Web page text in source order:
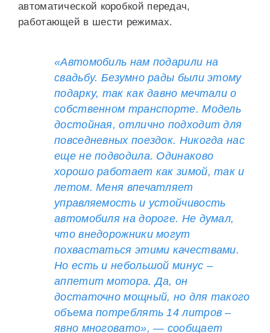
автоматической коробкой передач,
работающей в шести режимах.
«Автомобиль нам подарили на
свадьбу. Безумно рады были этому
подарку, так как давно мечтали о
собственном транспорте. Модель
достойная, отлично подходит для
повседневных поездок. Никогда нас
еще не подводила. Одинаково
хорошо работает как зимой, так и
летом. Меня впечатляет
управляемость и устойчивость
автомобиля на дороге. Не думал,
что внедорожники могут
похвастаться этими качествами.
Но есть и небольшой минус –
аппетит мотора. Да, он
достаточно мощный, но для такого
объема потреблять 14 литров –
явно многовато», — сообщает